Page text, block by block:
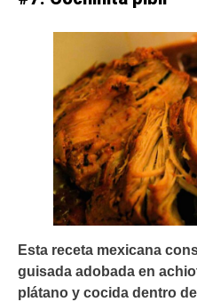
Esta receta mexicana
guisada adobada en
plátano y cocida dentro